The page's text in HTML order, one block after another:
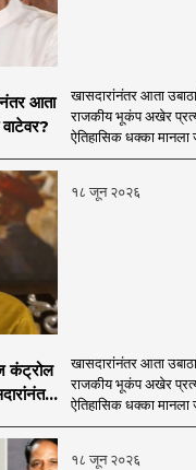
आता
खासदारांनंतर आता
राजकीय भूकंप अखेर
ऐतिहासिक धक्का मानला
१८ जून २०२६
कंट्रोल
खासदारांनंतर आता
राजकीय भूकंप अखेर
ऐतिहासिक धक्का मानला
१८ जून २०२६